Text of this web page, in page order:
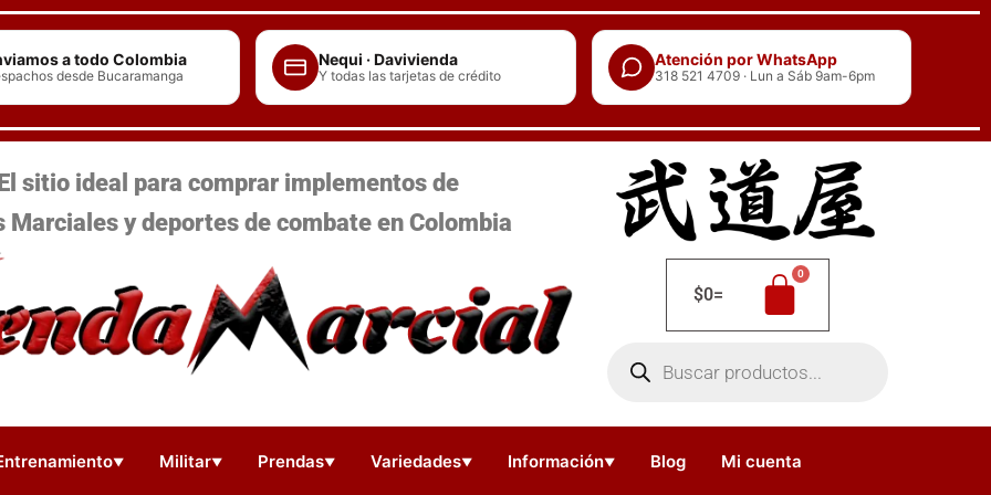
a todo Colombia
desde Bucaramanga
Nequi · Davivienda
Y todas las tarjetas de crédito
Atención por WhatsApp
318 521 4709 · Lun a Sáb 9am-6pm
sitio ideal para comprar implementos de
Marciales y deportes de combate en Colombia
$0=
productos
▼ Militar▼ Prendas▼ Variedades▼ Información▼ Blog Mi cuenta